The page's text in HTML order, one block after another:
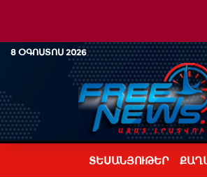
8 ՕԳՈՍՏՈՍ 2026
ՏԵՍԱՆՅՈՒԹԵՐ